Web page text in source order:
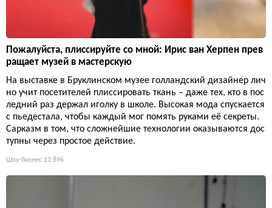
Пожалуйста, плиссируйте со мной: Ирис ван Херпен прев
ращает музей в мастерскую
На выставке в Бруклинском музее голландский дизайнер лич
но учит посетителей плиссировать ткань – даже тех, кто в пос
ледний раз держал иголку в школе. Высокая мода спускается
с пьедестала, чтобы каждый мог помять руками её секреты.
Сарказм в том, что сложнейшие технологии оказываются дос
тупны через простое действие.
Шоу-бизнес 13 896